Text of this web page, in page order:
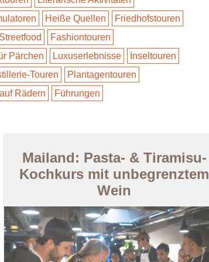
Heiße Quellen
Friedhofstouren
Streetfood
Fashiontouren
Pärchen Luxuserlebnisse
Inseltouren
Touren
Plantagentouren
Rädern
Führungen
Mailand: Pasta- & Tiramisu-
Kochkurs mit unbegrenztem
Wein